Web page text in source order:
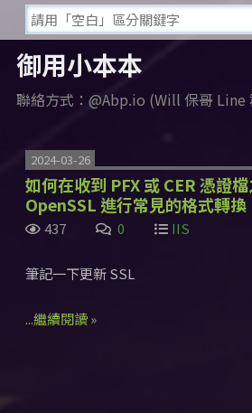
御用小本本
聯絡方式：@Abp.io (Will 保哥 Line
2024-03-26
如何在收到 PFX 或 CER 憑證
OpenSSL 進行常見的格式轉換
437 0 IIS
筆記一下更新 SSL
...繼續閱讀 »